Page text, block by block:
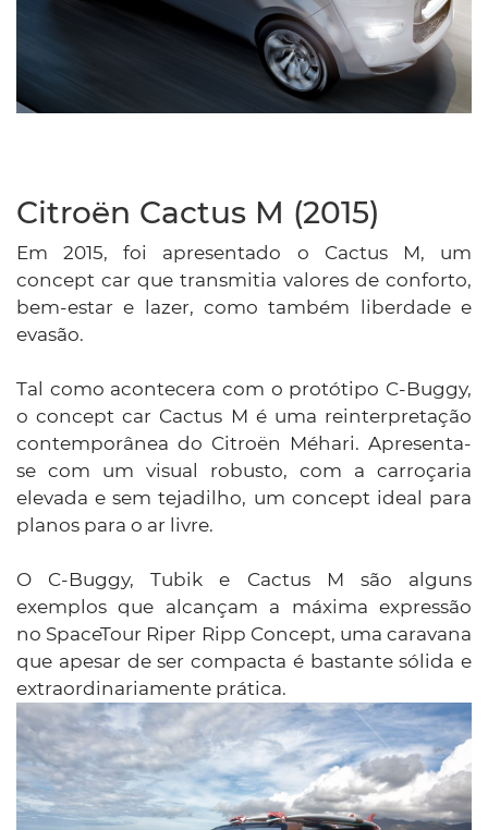
Citroën Cactus M (2015)
Em 2015, foi apresentado o Cactus M, um
concept car que transmitia valores de conforto,
bem-estar e lazer, como também liberdade e
evasão.
Tal como acontecera com o protótipo C-Buggy,
o concept car Cactus M é uma reinterpretação
contemporânea do Citroën Méhari. Apresenta-
se com um visual robusto, com a carroçaria
elevada e sem tejadilho, um concept ideal para
planos para o ar livre.
O C-Buggy, Tubik e Cactus M são alguns
exemplos que alcançam a máxima expressão
no SpaceTour Riper Ripp Concept, uma caravana
que apesar de ser compacta é bastante sólida e
extraordinariamente prática.